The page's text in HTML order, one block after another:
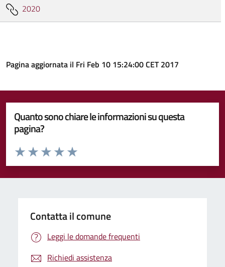
2020
Pagina aggiornata il Fri Feb 10 15:24:00 CET 2017
Quanto sono chiare le informazioni su questa
pagina?
Valuta da 1 a 5 stelle la pagina
Valuta 5 stelle su 5
Valuta 4 stelle su 5
Valuta 3 stelle su 5
Valuta 2 stelle su 5
Valuta 1 stelle su 5
Contatta il comune
Leggi le domande frequenti
Richiedi assistenza